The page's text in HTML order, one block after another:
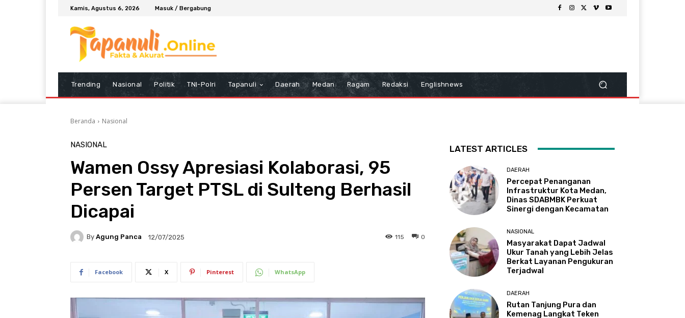
Kamis, Agustus 6, 2026 Masuk / Bergabung
Trending Nasional Politik TNI-Polri Tapanuli Daerah Medan Ragam Redaksi Englishnews
Beranda Nasional
NASIONAL
Wamen Ossy Apresiasi Kolaborasi, 95
Persen Target PTSL di Sulteng Berhasil
Dicapai
By Agung Panca 12/07/2025 0
115
Facebook X Pinterest WhatsApp
LATEST ARTICLES
DAERAH
Percepat Penanganan
Infrastruktur Kota Medan,
Dinas SDABMBK Perkuat
Sinergi dengan Kecamatan
NASIONAL
Masyarakat Dapat Jadwal
Ukur Tanah yang Lebih Jelas
Berkat Layanan Pengukuran
Terjadwal
DAERAH
Rutan Tanjung Pura dan
Kemenag Langkat Teken